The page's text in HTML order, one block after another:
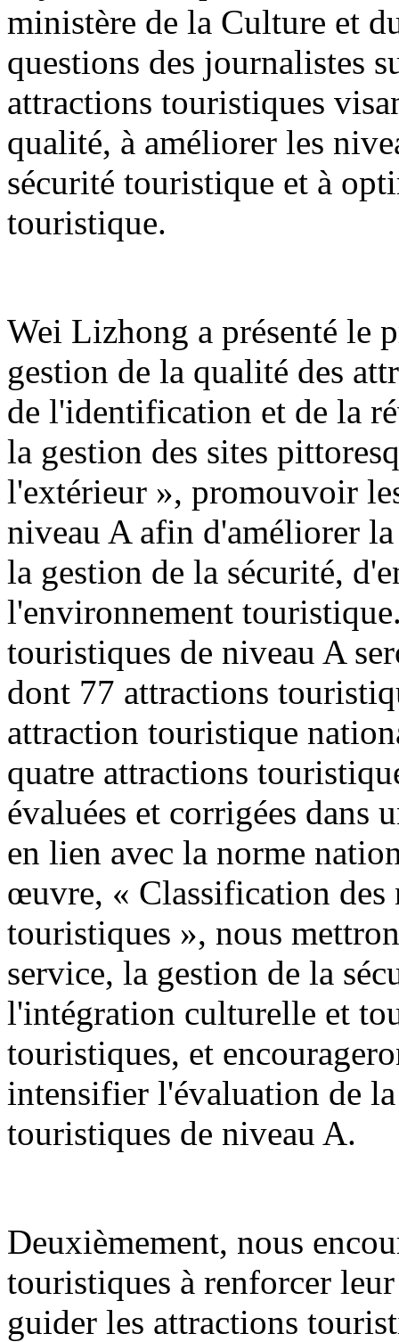
ministère de la Culture et
questions des journalistes
attractions touristiques
qualité, à améliorer les
sécurité touristique et à
touristique.
Wei Lizhong a présenté le
gestion de la qualité des
de l'identification et de la
la gestion des sites
l'extérieur », promouvoir
niveau A afin d'améliorer
la gestion de la sécurité,
l'environnement
touristiques de niveau A
dont 77 attractions
attraction touristique
quatre attractions
évaluées et corrigées dans
en lien avec la norme
œuvre, « Classification des
touristiques », nous
service, la gestion de la
l'intégration culturelle et
touristiques, et
intensifier l'évaluation de
touristiques de niveau A.
Deuxièmement, nous
touristiques à renforcer
guider les attractions